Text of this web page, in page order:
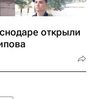
открыли